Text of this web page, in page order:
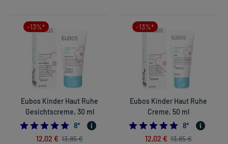
-13%*
Eubos Kinder Haut Ruhe
Gesichtscreme, 30 ml
5.0
8*
12,02 € 13,85 €
-13%*
Eubos Kinder Haut Ruhe
Creme, 50 ml
5.0
8*
12,02 € 13,85 €